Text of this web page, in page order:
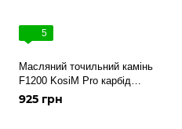
5
Масляний точильний камінь
F1200 KosiM Pro карбід
кремнію 8000 grit на
алюмінієвому бланку
925 грн